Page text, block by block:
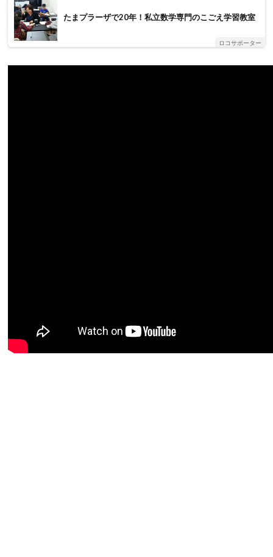
たまプラーザで20年！私立数学専門のこごえ学習教室
ロコサポーター